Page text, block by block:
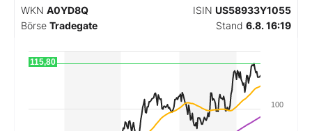
Abo & Shop
BO-Musterdepots
WKN A0YD8Q ISIN US58933Y1055
Börse Tradegate Stand 6.8. 16:19
100
115,80